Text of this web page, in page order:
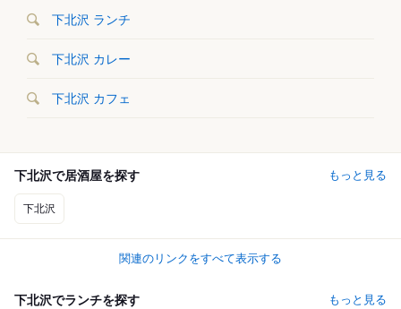
下北沢 ランチ
下北沢 カレー
下北沢 カフェ
下北沢で居酒屋を探す もっと見る
下北沢
関連のリンクをすべて表示する
下北沢でランチを探す もっと見る